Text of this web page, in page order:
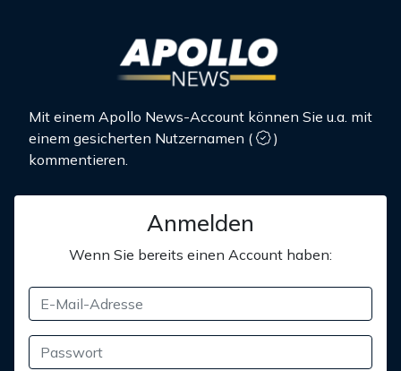
Mit einem Apollo News-Account können Sie u.a. mit
einem gesicherten Nutzernamen (
)
kommentieren.
Anmelden
Wenn Sie bereits einen Account haben: